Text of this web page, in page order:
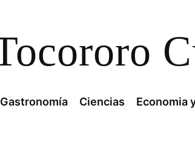
Gastronomía Ciencias Economia